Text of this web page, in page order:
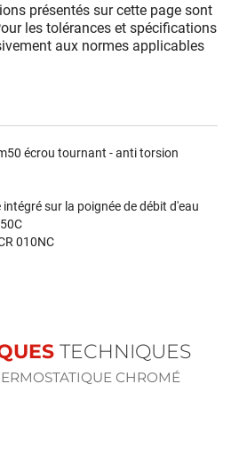
présentés sur cette page sont
les tolérances et spécifications
aux normes applicables
écrou tournant - anti torsion
sur la poignée de débit d'eau
010NC
TECHNIQUES
CHROMÉ